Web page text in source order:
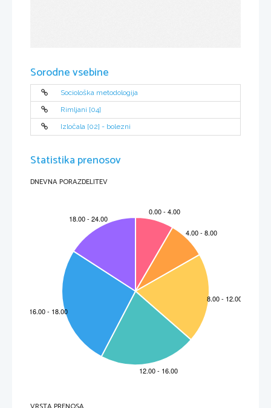
Sorodne vsebine
Sociološka metodologija
Rimljani [04]
Izločala [02] - bolezni
Statistika prenosov
DNEVNA PORAZDELITEV